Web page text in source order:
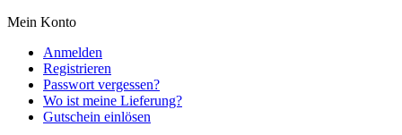
Mein Konto
Anmelden
Registrieren
Passwort vergessen?
Wo ist meine Lieferung?
Gutschein einlösen